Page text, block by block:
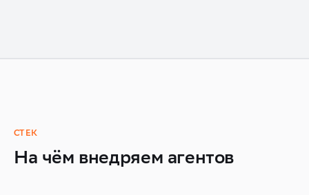
СТЕК
На чём внедряем агентов